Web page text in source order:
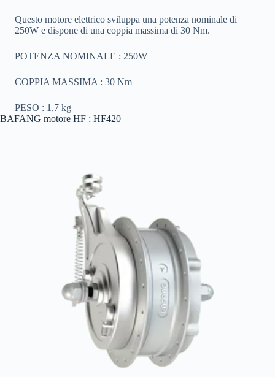
Questo motore elettrico sviluppa una potenza nominale di
250W e dispone di una coppia massima di 30 Nm.
POTENZA NOMINALE : 250W
COPPIA MASSIMA : 30 Nm
PESO : 1,7 kg
BAFANG motore HF : HF420